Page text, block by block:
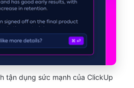
tận dụng sức mạnh của ClickUp